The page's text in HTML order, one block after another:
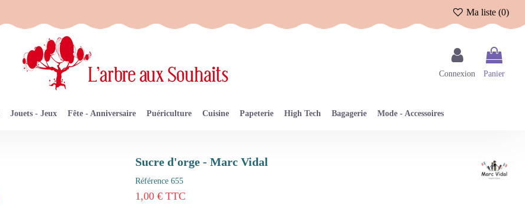
Ma liste (0)
Connexion Panier
Jouets - Jeux Fête - Anniversaire Puériculture Cuisine Papeterie High Tech Bagagerie Mode - Accessoires
Sucre d'orge - Marc Vidal
Référence 655
1,00 € TTC